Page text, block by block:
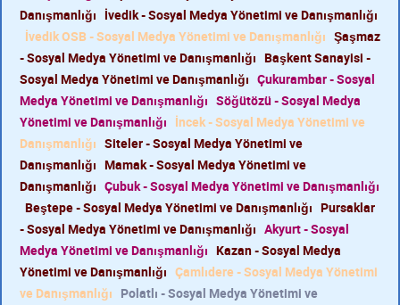
Danışmanlığı İvedik - Sosyal Medya Yönetimi ve Danışmanlığı
İvedik OSB - Sosyal Medya Yönetimi ve Danışmanlığı Şaşmaz
- Sosyal Medya Yönetimi ve Danışmanlığı Başkent Sanayisi -
Sosyal Medya Yönetimi ve Danışmanlığı Çukurambar - Sosyal
Medya Yönetimi ve Danışmanlığı Söğütözü - Sosyal Medya
Yönetimi ve Danışmanlığı İncek - Sosyal Medya Yönetimi ve
Danışmanlığı Siteler - Sosyal Medya Yönetimi ve
Danışmanlığı Mamak - Sosyal Medya Yönetimi ve
Danışmanlığı Çubuk - Sosyal Medya Yönetimi ve Danışmanlığı
Beştepe - Sosyal Medya Yönetimi ve Danışmanlığı Pursaklar
- Sosyal Medya Yönetimi ve Danışmanlığı Akyurt - Sosyal
Medya Yönetimi ve Danışmanlığı Kazan - Sosyal Medya
Yönetimi ve Danışmanlığı Çamlıdere - Sosyal Medya Yönetimi
ve Danışmanlığı Polatlı - Sosyal Medya Yönetimi ve